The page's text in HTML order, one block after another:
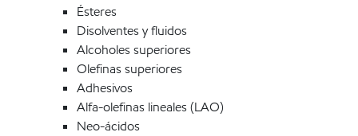
Ésteres
Disolventes y fluidos
Alcoholes superiores
Olefinas superiores
Adhesivos
Alfa-olefinas lineales (LAO)
Neo-ácidos